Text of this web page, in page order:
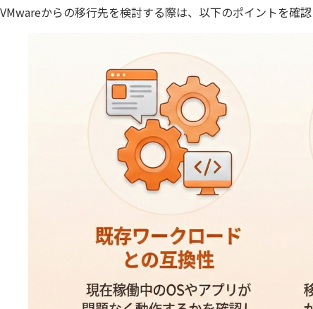
VMwareからの移行先を検討する際は、以下のポイントを確認